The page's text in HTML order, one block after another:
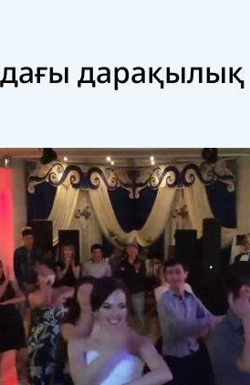
дарақылық